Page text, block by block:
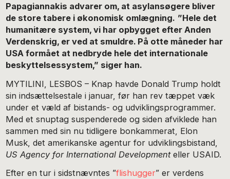
Papagiannakis advarer om, at asylansøgere bliver
de store tabere i økonomisk omlægning. ”Hele det
humanitære system, vi har opbygget efter Anden
Verdenskrig, er ved at smuldre. På otte måneder har
USA formået at nedbryde hele det internationale
beskyttelsessystem,” siger han.
MYTILINI, LESBOS – Knap havde Donald Trump holdt
sin indsættelsestale i januar, før han rev tæppet væk
under et væld af bistands- og udviklingsprogrammer.
Med et snuptag suspenderede og siden afviklede han
sammen med sin nu tidligere bonkammerat, Elon
Musk, det amerikanske agentur for udviklingsbistand,
US Agency for International Developmenteller USAID.
Efter en tur i sidstnævntes ”flishugger” er verdens